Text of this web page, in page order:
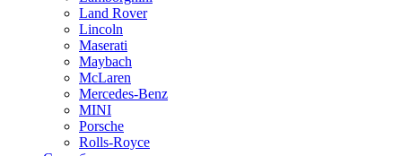
Land Rover
Lincoln
Maserati
Maybach
McLaren
Mercedes-Benz
MINI
Porsche
Rolls-Royce